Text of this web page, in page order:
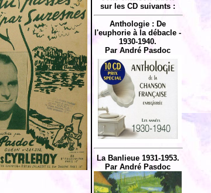
sur les CD suivants :
Anthologie : De
l'euphorie à la débacle -
1930-1940.
Par André Pasdoc
La Banlieue 1931-1953.
Par André Pasdoc